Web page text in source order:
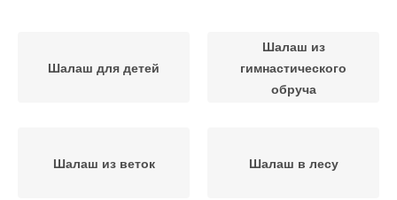
Шалаш для детей
Шалаш из
гимнастического
обруча
Шалаш из веток Шалаш в лесу